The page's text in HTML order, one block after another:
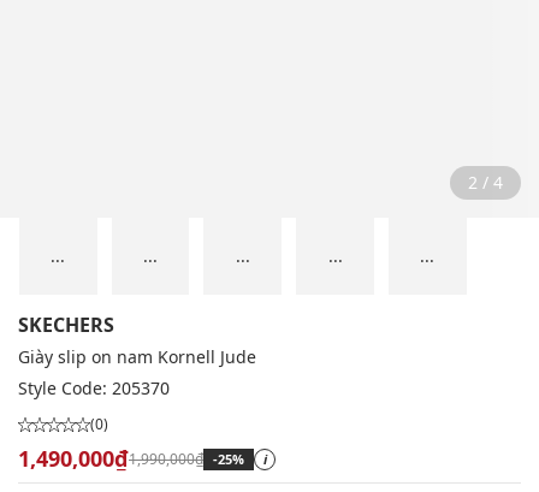
2 / 4
... ... ... ... ...
SKECHERS
Giày slip on nam Kornell Jude
Style Code: 205370
(0)
1,490,000₫1,990,000₫ -25% i